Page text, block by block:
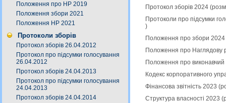
Положення про НР 2019
Положення збори 2021
Положення НР 2021
Протоколи зборів
Протокол зборів 26.04.2012
Протокол про підсумки голосування
26.04.2012
Протокол зборів 24.04.2013
Протокол про підсумки голосування
24.04.2013
Протокол зборів 24.04.2014
Протокол зборів 2024
Протоколи про підсумки
)
Положення про збори
Положення про Наглядову
Положення про
Кодекс корпоративного
Фінансова звітність 2023
Структура власності 2023